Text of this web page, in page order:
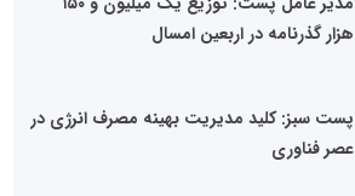
هزار گذرنامه در اربعین امسال
پست سبز: کلید مدیریت بهینه مصرف انرژی در
عصر فناوری